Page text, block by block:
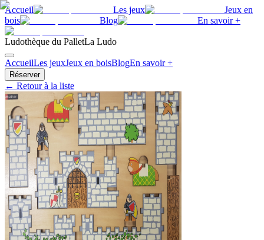
Accueil Les jeux
Jeux en
bois
Blog En savoir +
Ludothèque du PalletLa Ludo
AccueilLes jeuxJeux en boisBlogEn savoir +
Réserver
← Retour à la liste